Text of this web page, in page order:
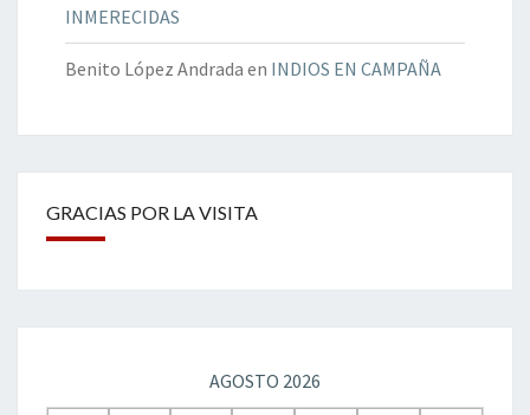
INMERECIDAS
Benito López Andrada en INDIOS EN CAMPAÑA
GRACIAS POR LA VISITA
AGOSTO 2026